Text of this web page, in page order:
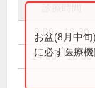
9:00～12:30
14:00～18:00
お盆(8月中
に必ず医療